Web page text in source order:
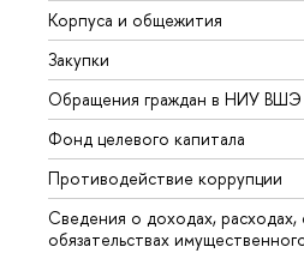
Корпуса и общежития
Закупки
Обращения граждан в НИУ ВШЭ
Фонд целевого капитала
Противодействие коррупции
Сведения о доходах,
обязательствах